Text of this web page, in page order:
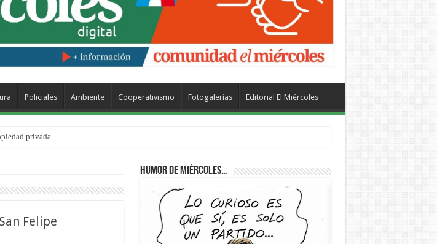
Policiales Ambiente Cooperativismo Fotogalerías Editorial El Miércoles
privada
ir? para este finde
Felipe
Humor de Miércoles…